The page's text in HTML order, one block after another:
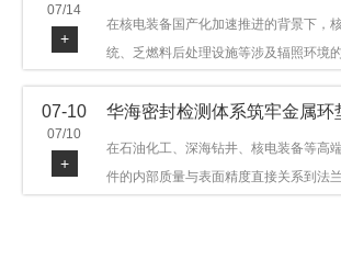
步发展。
07/14
+
在核电装备国产化加速推进的背景下，
统、乏燃料后处理设施等涉及辐照环境
定与密封可靠。温州市华海密封件科技
领域二十余年，依托八角垫、椭圆垫及
全系列产品，以特种合金材质体系，为
供针对性配套方案。
07-10
07/10
+
华海密封检测体系筑牢金属环
在石油化工、深海钻井、核电装备等高
件的内部质量与表面精度直接关系到法